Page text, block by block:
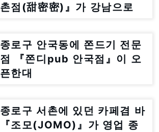
촌점(甜密密)』가 강남으로
종로구 안국동에 쫀드기 전문
점 『쫀디pub 안국점』이 오
픈한대
종로구 서촌에 있던 카페겸 바
『조모(JOMO)』가 영업 종